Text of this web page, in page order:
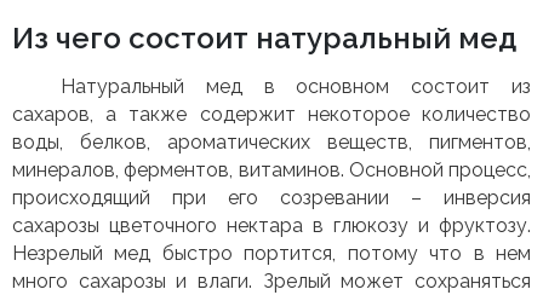
Из чего состоит натуральный мед
Натуральный мед в основном состоит из
сахаров, а также содержит некоторое количество
воды, белков, ароматических веществ, пигментов,
минералов, ферментов, витаминов. Основной процесс,
происходящий при его созревании – инверсия
сахарозы цветочного нектара в глюкозу и фруктозу.
Незрелый мед быстро портится, потому что в нем
много сахарозы и влаги. Зрелый может сохраняться